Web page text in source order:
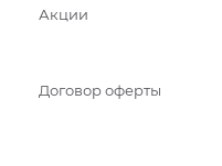
Акции
Договор оферты